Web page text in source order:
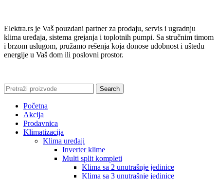
Elektra.rs je Vaš pouzdani partner za prodaju, servis i ugradnju
klima uređaja, sistema grejanja i toplotnih pumpi. Sa stručnim timom
i brzom uslugom, pružamo rešenja koja donose udobnost i uštedu
energije u Vaš dom ili poslovni prostor.
Search
Početna
Akcija
Prodavnica
Klimatizacija
Klima uređaji
Inverter klime
Multi split kompleti
Klima sa 2 unutrašnje jedinice
Klima sa 3 unutrašnje jedinice